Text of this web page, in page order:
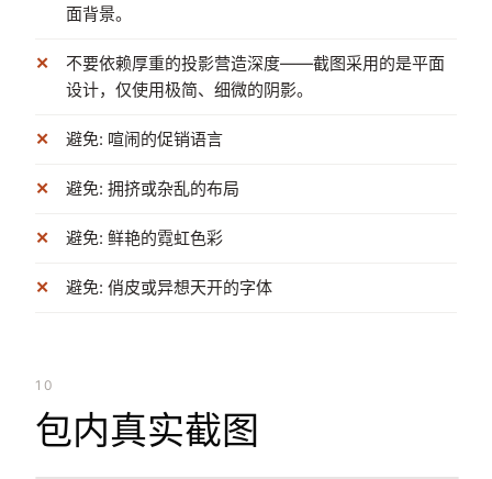
面背景。
不要依赖厚重的投影营造深度——截图采用的是平面
设计，仅使用极简、细微的阴影。
避免: 喧闹的促销语言
避免: 拥挤或杂乱的布局
避免: 鲜艳的霓虹色彩
避免: 俏皮或异想天开的字体
10
包内真实截图